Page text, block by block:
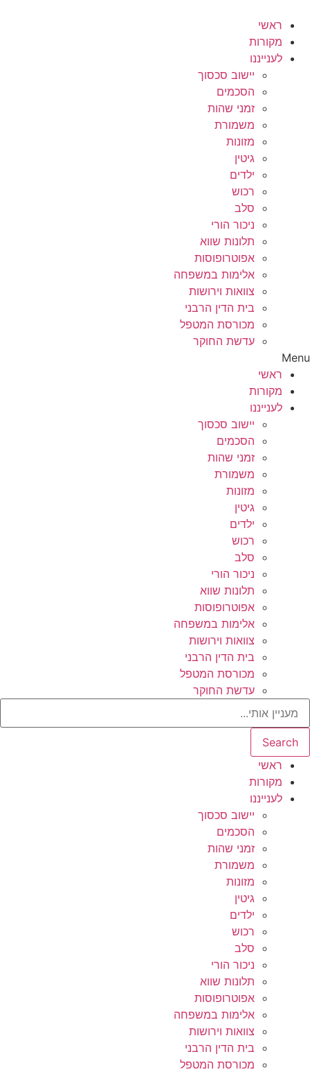
לתוכן
ראשי
מקורות
לענייננו
יישוב סכסוך
הסכמים
זמני שהות
משמורת
מזונות
גיטין
ילדים
רכוש
סלב
ניכור הורי
תלונות שווא
אפוטרופוסות
אלימות במשפחה
צוואות וירושות
בית הדין הרבני
מכורסת המטפל
עדשת החוקר
Menu
ראשי
מקורות
לענייננו
יישוב סכסוך
הסכמים
זמני שהות
משמורת
מזונות
גיטין
ילדים
רכוש
סלב
ניכור הורי
תלונות שווא
אפוטרופוסות
אלימות במשפחה
צוואות וירושות
בית הדין הרבני
מכורסת המטפל
עדשת החוקר
Search
ראשי
מקורות
לענייננו
יישוב סכסוך
הסכמים
זמני שהות
משמורת
מזונות
גיטין
ילדים
רכוש
סלב
ניכור הורי
תלונות שווא
אפוטרופוסות
אלימות במשפחה
צוואות וירושות
בית הדין הרבני
מכורסת המטפל